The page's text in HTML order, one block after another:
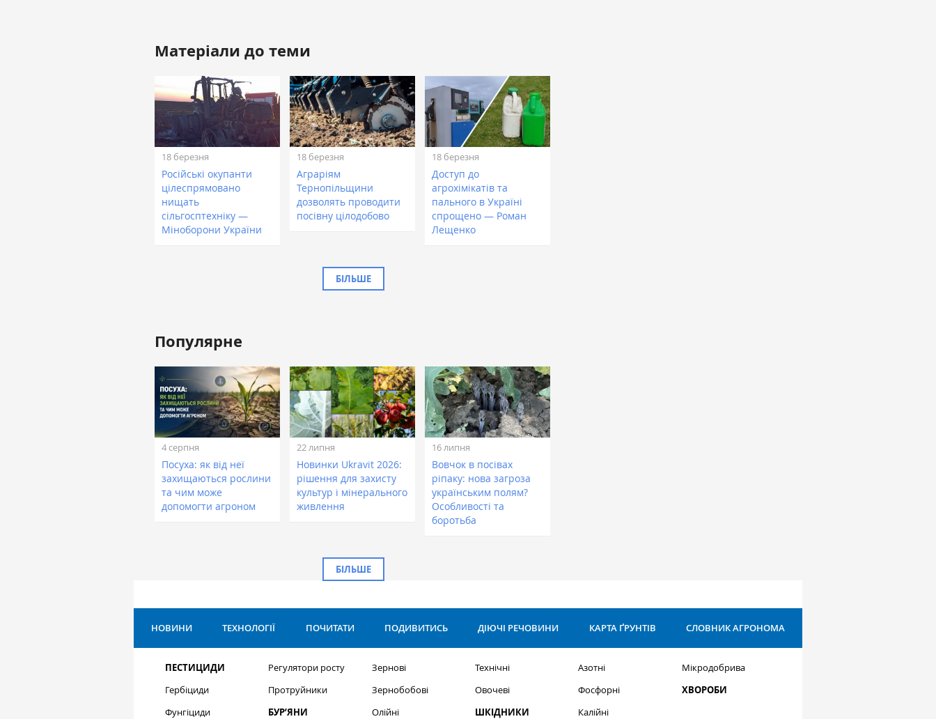
Матеріали до теми
18 березня
Російські окупанти
цілеспрямовано
нищать
сільгосптехніку —
Міноборони України
18 березня
Аграріям
Тернопільщини
дозволять проводити
посівну цілодобово
18 березня
Доступ до
агрохімікатів та
пального в Україні
спрощено — Роман
Лещенко
БІЛЬШЕ
Популярне
4 серпня
Посуха: як від неї
захищаються рослини
та чим може
допомогти агроном
22 липня
Новинки Ukravit 2026:
рішення для захисту
культур і мінерального
живлення
16 липня
Вовчок в посівах
ріпаку: нова загроза
українським полям?
Особливості та
боротьба
БІЛЬШЕ
НОВИНИ ТЕХНОЛОГІЇ ПОЧИТАТИ ПОДИВИТИСЬ ДІЮЧІ РЕЧОВИНИ КАРТА ҐРУНТІВ СЛОВНИК АГРОНОМА
ПЕСТИЦИДИ
Гербіциди
Фунгіциди
Регулятори росту
Протруйники
БУР’ЯНИ
Зернові
Зернобобові
Олійні
Технічні
Овочеві
ШКІДНИКИ
Азотні
Фосфорні
Калійні
Мікродобрива
ХВОРОБИ